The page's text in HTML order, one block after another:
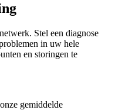
Stel een diagnose
in uw hele
en storingen te
gemiddelde